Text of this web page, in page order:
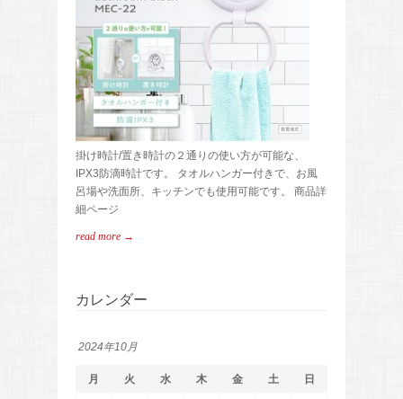
掛け時計/置き時計の２通りの使い方が可能な、
IPX3防滴時計です。 タオルハンガー付きで、お風
呂場や洗面所、キッチンでも使用可能です。 商品詳
細ページ
read more →
カレンダー
2024年10月
月 火 水 木 金 土 日